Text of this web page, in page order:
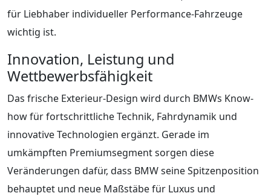
für Liebhaber individueller Performance-Fahrzeuge
wichtig ist.
Innovation, Leistung und
Wettbewerbsfähigkeit
Das frische Exterieur-Design wird durch BMWs Know-
how für fortschrittliche Technik, Fahrdynamik und
innovative Technologien ergänzt. Gerade im
umkämpften Premiumsegment sorgen diese
Veränderungen dafür, dass BMW seine Spitzenposition
behauptet und neue Maßstäbe für Luxus und